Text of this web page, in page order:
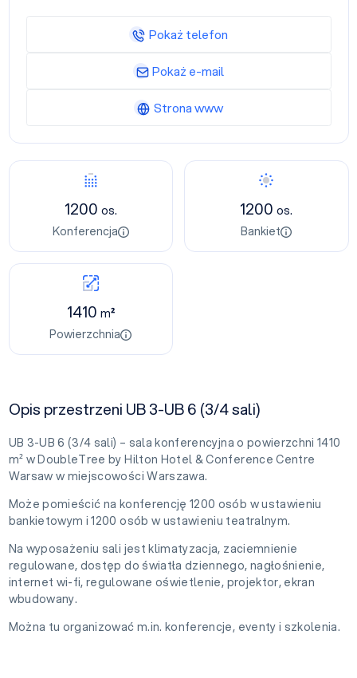
1200 os.
Konferencja
1200os.
Bankiet
1410 m²
Powierzchnia
Opis przestrzeni UB 3-UB 6 (3/4 sali)
UB 3-UB 6 (3/4 sali) – sala konferencyjna o powierzchni 1410
m² w DoubleTree by Hilton Hotel & Conference Centre
Warsaw w miejscowości Warszawa.
Może pomieścić na konferencję 1200 osób w ustawieniu
bankietowym i 1200 osób w ustawieniu teatralnym.
Na wyposażeniu sali jest klimatyzacja, zaciemnienie
regulowane, dostęp do światła dziennego, nagłośnienie,
internet wi-fi, regulowane oświetlenie, projektor, ekran
wbudowany.
Można tu organizować m.in. konferencje, eventy i szkolenia.
Pokaż telefon
Pokaż e-mail
Strona www